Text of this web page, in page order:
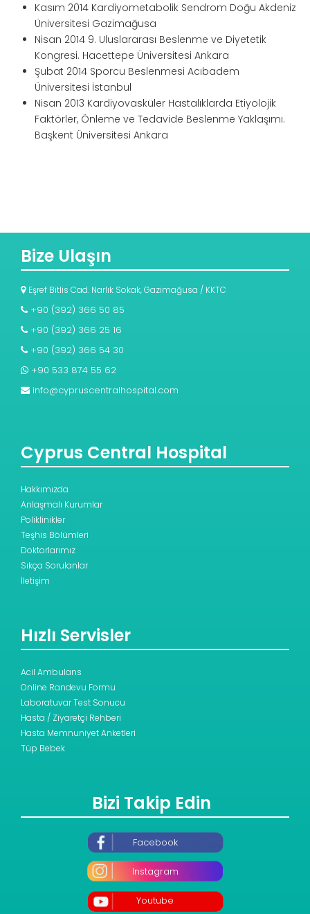
Kasım 2014 Kardiyometabolik Sendrom Doğu Akdeniz
Üniversitesi Gazimağusa
Nisan 2014 9. Uluslararası Beslenme ve Diyetetik
Kongresi. Hacettepe Üniversitesi Ankara
Şubat 2014 Sporcu Beslenmesi Acıbadem
Üniversitesi İstanbul
Nisan 2013 Kardiyovasküler Hastalıklarda Etiyolojik
Faktörler, Önleme ve Tedavide Beslenme Yaklaşımı.
Başkent Üniversitesi Ankara
Bize Ulaşın
Eşref Bitlis Cad. Narlık Sokak, Gazimağusa / KKTC
+90 (392) 366 50 85
+90 (392) 366 25 16
+90 (392) 366 54 30
+90 533 874 55 62
info@cypruscentralhospital.com
Cyprus Central Hospital
Hakkımızda
Anlaşmalı Kurumlar
Poliklinikler
Teşhis Bölümleri
Doktorlarımız
Sıkça Sorulanlar
İletişim
Hızlı Servisler
Acil Ambulans
Online Randevu Formu
Laboratuvar Test Sonucu
Hasta / Ziyaretçi Rehberi
Hasta Memnuniyet Anketleri
Tüp Bebek
Bizi Takip Edin
Facebook
Instagram
Youtube